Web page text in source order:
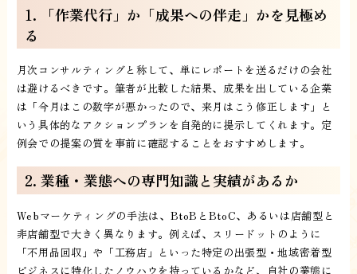
1. 「作業代行」か「成果への伴走」かを見極め
る
月次コンサルティングと称して、単にレポートを送るだけの会社
は避けるべきです。筆者が比較した結果、成果を出している企業
は「今月はこの数字が悪かったので、来月はこう修正します」と
いう具体的なアクションプランを自発的に提示してくれます。定
例会での提案の質を事前に確認することをおすすめします。
2. 業種・業態への専門知識と実績があるか
Webマーケティングの手法は、BtoBとBtoC、あるいは店舗型と
非店舗型で大きく異なります。例えば、スリードットのように
「不用品回収」や「工務店」といった特定の出張型・地域密着型
ビジネスに特化したノウハウを持っているかなど、自社の業態に